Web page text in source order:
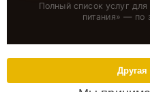
Полный список услуг для
питания» — по